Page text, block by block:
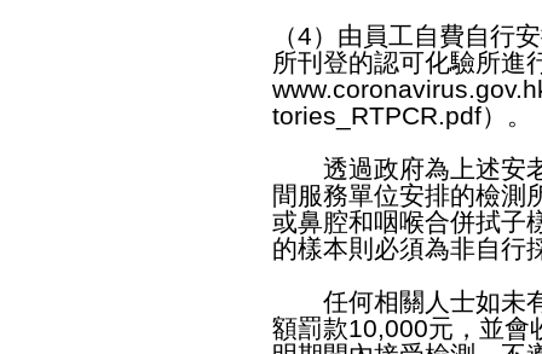
（4）由員工自費自行
所刊登的認可化驗所進
tories_RTPCR.pdf）。
透過政府為上述安老
間服務單位安排的檢測
或鼻腔和咽喉合併拭子
的樣本則必須為非自行
任何相關人士如未有
額罰款10,000元，並會